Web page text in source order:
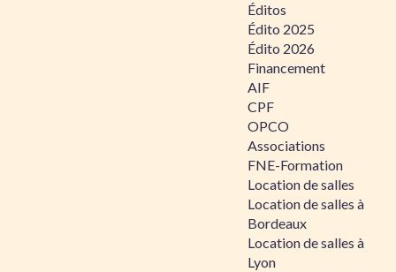
Éditos
Édito 2025
Édito 2026
Financement
AIF
CPF
OPCO
Associations
FNE-Formation
Location de salles
Location de salles à
Bordeaux
Location de salles à
Lyon